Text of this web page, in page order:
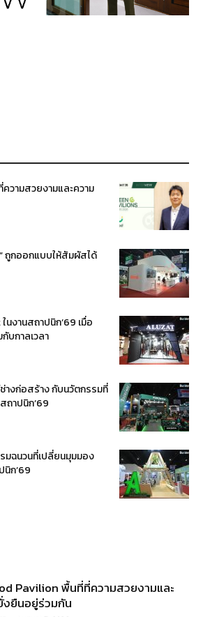
วามสวยงามและความ
ถูกออกแบบให้สัมผัสได้
นงานสถาปนิก’69 เมื่อ
บกาลเวลา
ช่างก่อสร้าง กับนวัตกรรมที่
ถาปนิก’69
มฉนวนที่เปลี่ยนมุมมอง
นิก’69
Pavilion พื้นที่ที่ความสวยงามและ
งยืนอยู่ร่วมกัน